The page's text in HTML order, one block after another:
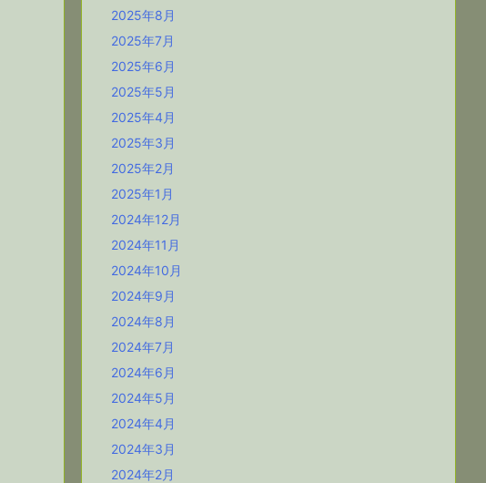
2025年8月
2025年7月
2025年6月
2025年5月
2025年4月
2025年3月
2025年2月
2025年1月
2024年12月
2024年11月
2024年10月
2024年9月
2024年8月
2024年7月
2024年6月
2024年5月
2024年4月
2024年3月
2024年2月